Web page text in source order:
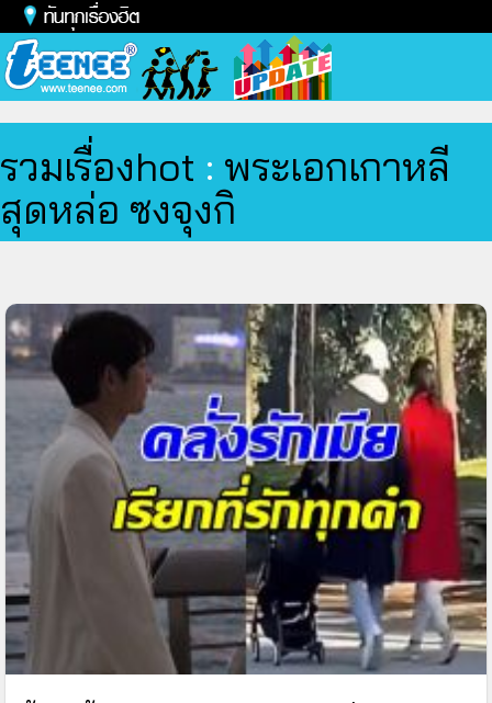
รวมเรื่องhot : พระเอกเกาหลี
สุดหล่อ ซงจุงกิ